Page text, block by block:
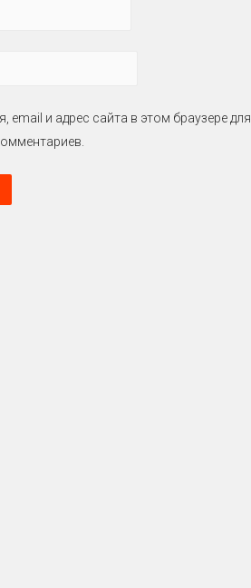
email и адрес сайта в этом браузере для